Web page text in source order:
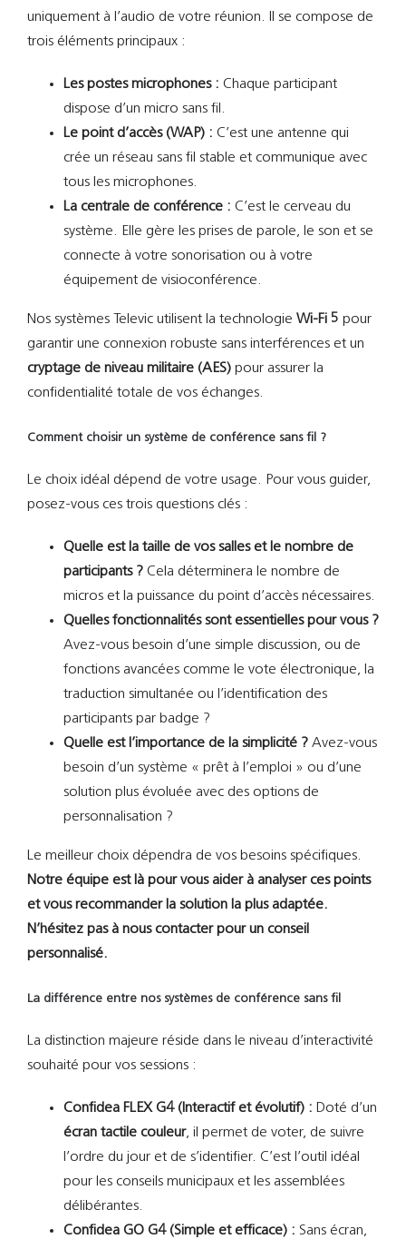
uniquement à l’audio de votre réunion. Il se compose de
trois éléments principaux :
Les postes microphones : Chaque participant
dispose d’un micro sans fil.
Le point d’accès (WAP) : C’est une antenne qui
crée un réseau sans fil stable et communique avec
tous les microphones.
La centrale de conférence : C’est le cerveau du
système. Elle gère les prises de parole, le son et se
connecte à votre sonorisation ou à votre
équipement de visioconférence.
Nos systèmes Televic utilisent la technologie Wi-Fi 5 pour
garantir une connexion robuste sans interférences et un
cryptage de niveau militaire (AES) pour assurer la
confidentialité totale de vos échanges.
Comment choisir un système de conférence sans fil ?
Le choix idéal dépend de votre usage. Pour vous guider,
posez-vous ces trois questions clés :
Quelle est la taille de vos salles et le nombre de
participants ? Cela déterminera le nombre de
micros et la puissance du point d’accès nécessaires.
Quelles fonctionnalités sont essentielles pour vous ?
Avez-vous besoin d’une simple discussion, ou de
fonctions avancées comme le vote électronique, la
traduction simultanée ou l’identification des
participants par badge ?
Quelle est l’importance de la simplicité ? Avez-vous
besoin d’un système « prêt à l’emploi » ou d’une
solution plus évoluée avec des options de
personnalisation ?
Le meilleur choix dépendra de vos besoins spécifiques.
Notre équipe est là pour vous aider à analyser ces points
et vous recommander la solution la plus adaptée.
N’hésitez pas à nous contacter pour un conseil
personnalisé.
La différence entre nos systèmes de conférence sans fil
La distinction majeure réside dans le niveau d’interactivité
souhaité pour vos sessions :
Confidea FLEX G4 (Interactif et évolutif) : Doté d’un
écran tactile couleur, il permet de voter, de suivre
l’ordre du jour et de s’identifier. C’est l’outil idéal
pour les conseils municipaux et les assemblées
délibérantes.
Confidea GO G4 (Simple et efficace) : Sans écran,